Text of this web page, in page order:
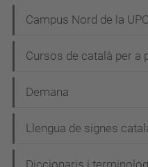
Campus Nord de la UPC
Cursos de català per a
Demana
Llengua de signes